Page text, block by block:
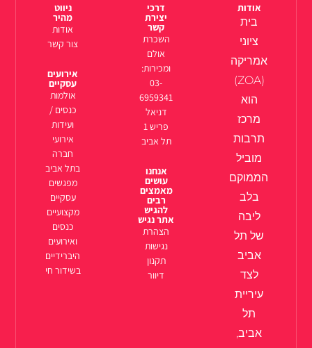
אודות
בית
ציוני
אמריקה
(ZOA)
הוא
מרכז
תרבות
מוביל
הממוקם
בלב
ליבה
של תל
אביב
לצד
עיריית
תל
אביב,
דרכי
יצירת
קשר
השכרת
אולם
ומכירות:
03-
6959341
דניאל
פריש 1
תל אביב
אנחנו
עושים
מאמצים
רבים
להגיש
אתר נגיש
הצהרת
נגישות
תקנון
דיוור
ניווט
מהיר
אודות
צור קשר
אירועים
עסקיים
אולמות
כנסים /
ועידות
אירועי
חברה
בתל אביב
מפגשים
עסקיים
מקצועיים
כנסים
ואירועים
היברידיים
בשידור חי